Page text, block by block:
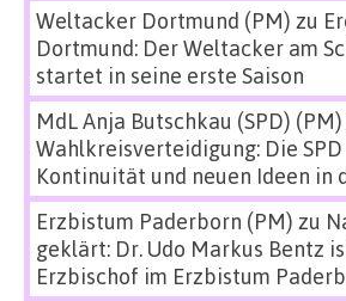
Weltacker Dortmund (PM) zu
Dortmund: Der Weltacker am
startet in seine erste Saison
MdL Anja Butschkau (SPD) (PM)
Wahlkreisverteidigung: Die
Kontinuität und neuen Ideen in
Erzbistum Paderborn (PM) zu
geklärt: Dr. Udo Markus Bentz
Erzbischof im Erzbistum